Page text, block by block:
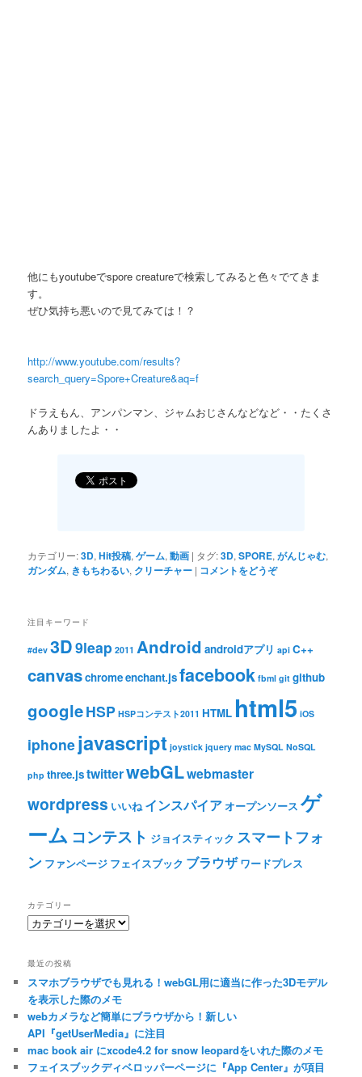
他にもyoutubeでspore creatureで検索してみると色々でてきま
す。
ぜひ気持ち悪いので見てみては！？
http://www.youtube.com/results?
search_query=Spore+Creature&aq=f
ドラえもん、アンパンマン、ジャムおじさんなどなど・・たくさ
んありましたよ・・
カテゴリー:3D,Hit投稿,ゲーム,動画 | タグ:3D,SPORE,がんじゃむ,
ガンダム, きもちわるい, クリーチャー | コメントをどうぞ
注目キーワード
#dev 3D9leap 2011 Android androidアプリ api C++
canvaschromeenchant.jsfacebook fbml git github
googleHSP HSPコンテスト2011 HTML html5 iOS
iphonejavascript joystick jquery mac MySQL NoSQL
php three.jstwitterwebGLwebmaster
wordpress いいね インスパイアオープンソース ゲ
ーム コンテスト ジョイスティック スマートフォ
ン ファンページ フェイスブック ブラウザ ワードプレス
カテゴリー
カ
リ
ー
最近の投稿
スマホブラウザでも見れる！webGL用に適当に作った3Dモデル
を表示した際のメモ
webカメラなど簡単にブラウザから！新しい
API『getUserMedia』に注目
mac book air にxcode4.2 for snow leopardをいれた際のメモ
フェイスブックディベロッパーページに『App Center』が項目